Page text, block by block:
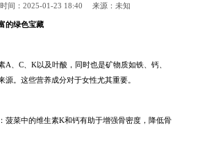
间：2025-01-23 18:40 来源：未知
的绿色宝藏
A、C、K以及叶酸，同时也是矿物质如铁、钙、
源。这些营养成分对于女性尤其重要。
菠菜中的维生素K和钙有助于增强骨密度，降低骨